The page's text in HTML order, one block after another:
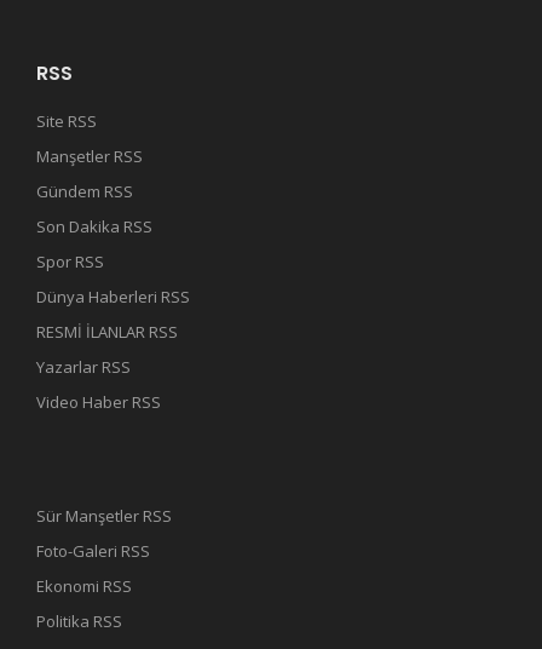
RSS
Site RSS
Manşetler RSS
Gündem RSS
Son Dakika RSS
Spor RSS
Dünya Haberleri RSS
RESMİ İLANLAR RSS
Yazarlar RSS
Video Haber RSS
Sür Manşetler RSS
Foto-Galeri RSS
Ekonomi RSS
Politika RSS